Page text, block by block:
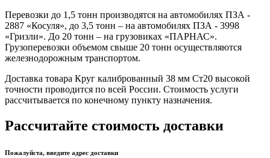
Перевозки до 1,5 тонн производятся на автомобилях ПЗА -
2887 «Косуля», до 3,5 тонн – на автомобилях ПЗА - 3998
«Гризли». До 20 тонн – на грузовиках «ПАРНАС».
Грузоперевозки объемом свыше 20 тонн осуществляются
железнодорожным транспортом.
Доставка товара Круг калиброванный 38 мм Ст20 высокой
точности проводится по всей России. Стоимость услуги
рассчитывается по конечному пункту назначения.
Рассчитайте стоимость доставки
Пожалуйста, введите адрес доставки